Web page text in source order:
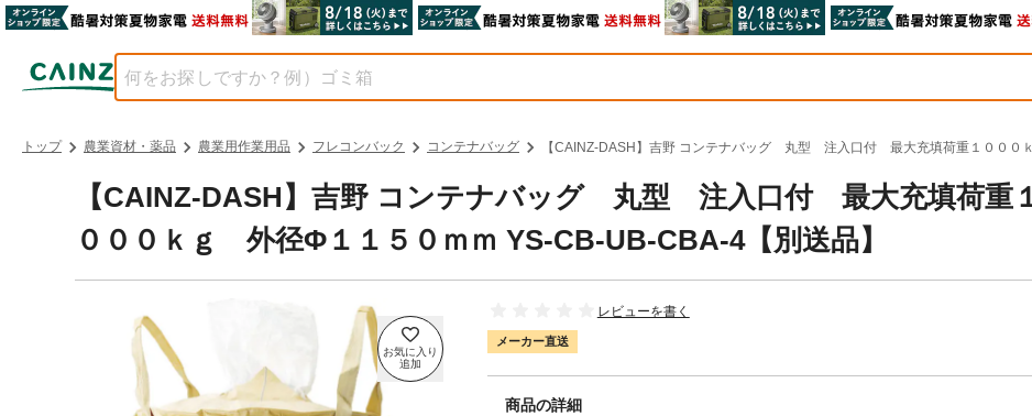
トップ 農業資材・薬品 農業用作業用品 フレコンバック コンテナバッグ 【CAINZ-DASH】吉野 コンテナバッグ 丸型 注入口付 最大充填荷重１０００
【CAINZ-DASH】吉野 コンテナバッグ 丸型 注入口付 最大充填荷重
０００ｋｇ 外径Φ１１５０ｍｍ YS-CB-UB-CBA-4【別送品】
レビューを書く
メーカー直送
商品の詳細